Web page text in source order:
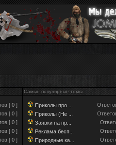
Самые популярные темы
[ 0 ]
[ 0 ]
[ 0 ]
[ 0 ]
[ 0 ]
Приколы про ...
Приколы (Не ...
Заявки на пр...
Реклама бесп...
Природные ка...